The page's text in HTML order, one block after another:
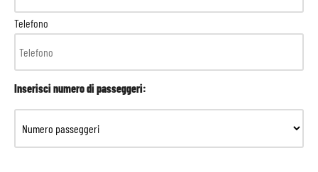
Telefono
Inserisci numero di passeggeri: